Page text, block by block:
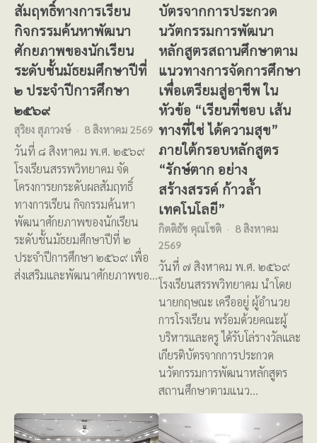
สัมฤทธิ์ทางการเรียน
กิจกรรมค้นหาพัฒนา
ศักยภาพของนักเรียน
ระดับชั้นมัธยมศึกษาปีที่
๒ ประจำปีการศึกษา
๒๕๖๙
สุริยง สุภาวงษ์ 8 สิงหาคม 2569
วันที่ ๘ สิงหาคม พ.ศ. ๒๕๖๙
โรงเรียนสรรพวิทยาคม จัด
โครงการยกระดับผลสัมฤทธิ์
ทางการเรียน กิจกรรมค้นหา
พัฒนาศักยภาพของนักเรียน
ระดับชั้นมัธยมศึกษาปีที่ ๒
ประจำปีการศึกษา ๒๕๖๙ เพื่อ
ส่งเสริมและพัฒนาศักยภาพขอ…
บัตรจากการประกวด
นวัตกรรมการพัฒนา
หลักสูตรสถานศึกษาตาม
แนวทางการจัดการศึกษา
เพื่อเตรียมสู่อาชีพ ใน
หัวข้อ “เรียนที่ชอบ เส้น
ทางที่ใช่ ได้ความสุข”
ภายใต้กรอบหลักสูตร
“รักษ์ตาก อย่าง
สร้างสรรค์ ก้าวล้ำ
เทคโนโลยี”
กิตติธัช คุณโชติ
8 สิงหาคม
2569
วันที่ ๗ สิงหาคม พ.ศ. ๒๕๖๙
โรงเรียนสรรพวิทยาคม นำโดย
นายกฤษณะ เครืออยู่ ผู้อำนวย
การโรงเรียน พร้อมด้วยคณะผู้
บริหารและครู ได้รับโล่รางวัลและ
เกียรติบัตรจากการประกวด
นวัตกรรมการพัฒนาหลักสูตร
สถานศึกษาตามแนว…